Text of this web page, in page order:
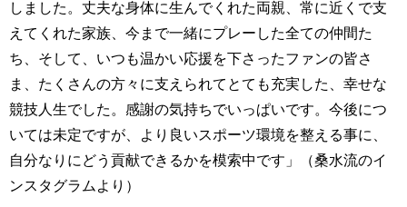
しました。 丈夫な身体に生んでくれた両親 、常に近くで支
えてくれた家族、 今まで一緒にプレーした全ての仲間た
ち、そして、いつも温かい応援を下さったファンの皆さ
ま 、たくさんの方々に支えられて とても充実した、幸せな
競技人生でした。 感謝の気持ちでいっぱいです。今後につ
いては未定ですが、 より良いスポーツ環境を整える事に 、
自分なりにどう貢献できるかを模索中です」（桑水流のイ
ンスタグラムより）